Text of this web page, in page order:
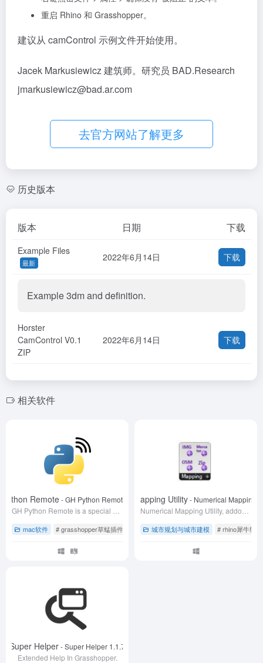
重启 Rhino 和 Grasshopper。
建议从 camControl 示例文件开始使用。
Jacek Markusiewicz 建筑师。研究员 BAD.Research
jmarkusiewicz@bad.ar.com
去官方网站了解更多
历史版本
版本 日期 下载
Example Files
最新
2022年6月14日 下载
Example 3dm and definition.
Horster
CamControl V0.1
ZIP
2022年6月14日 下载
相关软件
Remote- GH Python Remote v1.4.6
mac软件 # grasshopper草蜢插件 # rhino犀牛软件 # 插件下载
Numerical Mapping Utility- Numerical Mapping
城市规划与城市建模 # rhino犀牛软件
Super Helper- Super Helper 1.1.7
Extended Help In Grasshopper.